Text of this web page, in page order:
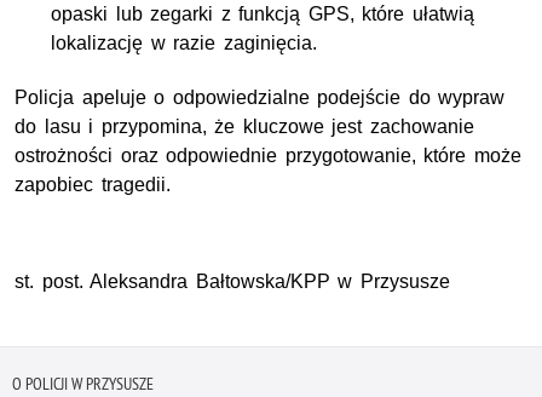
opaski lub zegarki z funkcją GPS, które ułatwią
lokalizację w razie zaginięcia.
Policja apeluje o odpowiedzialne podejście do wypraw
do lasu i przypomina, że kluczowe jest zachowanie
ostrożności oraz odpowiednie przygotowanie, które może
zapobiec tragedii.
st. post. Aleksandra Bałtowska/KPP w Przysusze
O POLICJI W PRZYSUSZE